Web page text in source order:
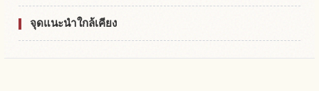
จุดแนะนำใกล้เคียง